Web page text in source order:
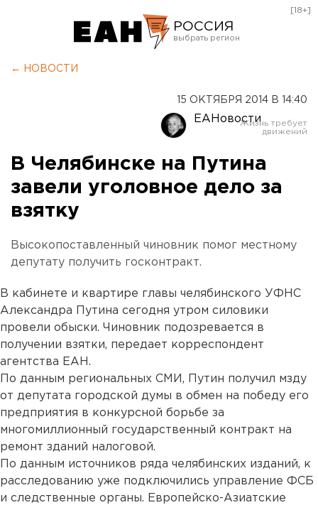
РОССИЯ
Оренбург
[18+]
← НОВОСТИ
15 ОКТЯБРЯ 2014 В 14:40
ЕАНовости
В Челябинске на Путина
завели уголовное дело за
взятку
Высокопоставленный чиновник помог местному
депутату получить госконтракт.
В кабинете и квартире главы челябинского УФНС
Александра Путина сегодня утром силовики
провели обыски. Чиновник подозревается в
получении взятки, передает корреспондент
агентства ЕАН.
По данным региональных СМИ, Путин получил мзду
от депутата городской думы в обмен на победу его
предприятия в конкурсной борьбе за
многомиллионный государственный контракт на
ремонт зданий налоговой.
По данным источников ряда челябинских изданий, к
расследованию уже подключились управление ФСБ
и следственные органы. Европейско-Азиатские